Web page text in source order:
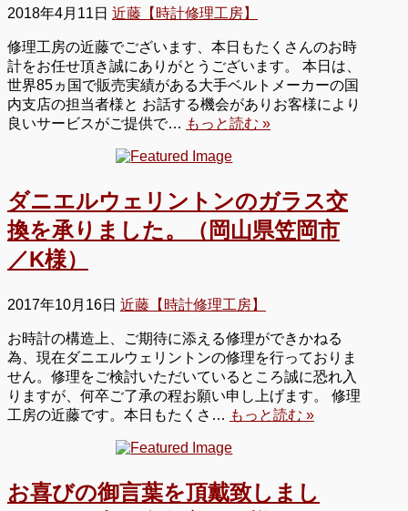
2018年4月11日 近藤【時計修理工房】
修理工房の近藤でございます、本日もたくさんのお時
計をお任せ頂き誠にありがとうございます。 本日は、
世界85ヵ国で販売実績がある大手ベルトメーカーの国
内支店の担当者様と お話する機会がありお客様により
良いサービスがご提供で… もっと読む »
ダニエルウェリントンのガラス交
換を承りました。（岡山県笠岡市
／K様）
2017年10月16日 近藤【時計修理工房】
お時計の構造上、ご期待に添える修理ができかねる
為、現在ダニエルウェリントンの修理を行っておりま
せん。修理をご検討いただいているところ誠に恐れ入
りますが、何卒ご了承の程お願い申し上げます。 修理
工房の近藤です。本日もたくさ… もっと読む »
お喜びの御言葉を頂戴致しまし